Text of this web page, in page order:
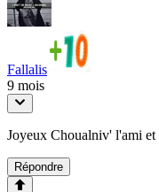
Fallalis
9 mois
Joyeux Choualniv' l'ami et
Répondre